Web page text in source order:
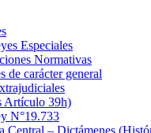
Especiales
Normativas
de carácter general
Artículo 39h)
N°19.733